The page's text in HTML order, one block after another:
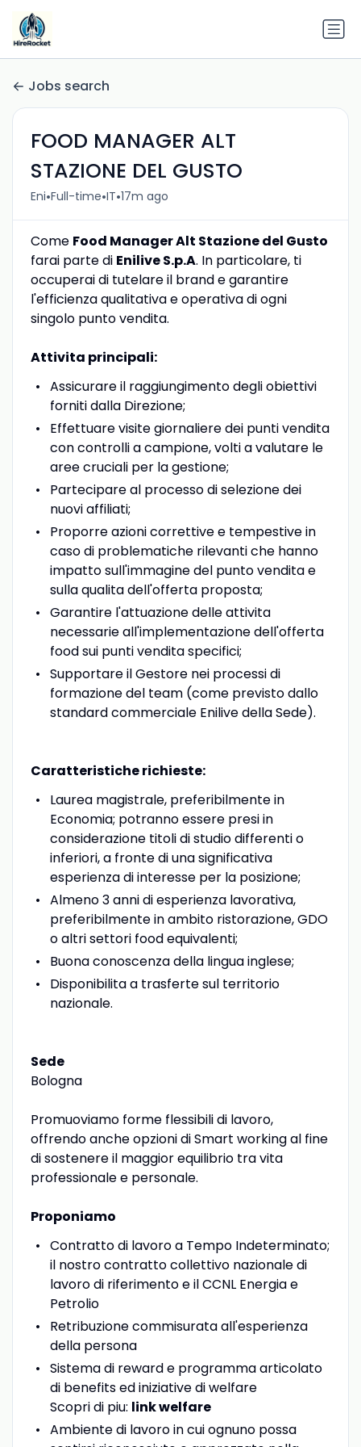
Jobs search
FOOD MANAGER ALT
STAZIONE DEL GUSTO
Eni•Full-time•IT•17m ago
Come Food Manager Alt Stazione del Gusto
farai parte di Enilive S.p.A. In particolare, ti
occuperai di tutelare il brand e garantire
l'efficienza qualitativa e operativa di ogni
singolo punto vendita.
Attivita principali:
Assicurare il raggiungimento degli obiettivi
forniti dalla Direzione;
Effettuare visite giornaliere dei punti vendita
con controlli a campione, volti a valutare le
aree cruciali per la gestione;
Partecipare al processo di selezione dei
nuovi affiliati;
Proporre azioni correttive e tempestive in
caso di problematiche rilevanti che hanno
impatto sull'immagine del punto vendita e
sulla qualita dell'offerta proposta;
Garantire l'attuazione delle attivita
necessarie all'implementazione dell'offerta
food sui punti vendita specifici;
Supportare il Gestore nei processi di
formazione del team (come previsto dallo
standard commerciale Enilive della Sede).
Caratteristiche richieste:
Laurea magistrale, preferibilmente in
Economia; potranno essere presi in
considerazione titoli di studio differenti o
inferiori, a fronte di una significativa
esperienza di interesse per la posizione;
Almeno 3 anni di esperienza lavorativa,
preferibilmente in ambito ristorazione, GDO
o altri settori food equivalenti;
Buona conoscenza della lingua inglese;
Disponibilita a trasferte sul territorio
nazionale.
Sede
Bologna
Promuoviamo forme flessibili di lavoro,
offrendo anche opzioni di Smart working al fine
di sostenere il maggior equilibrio tra vita
professionale e personale.
Proponiamo
Contratto di lavoro a Tempo Indeterminato;
il nostro contratto collettivo nazionale di
lavoro di riferimento e il CCNL Energia e
Petrolio
Retribuzione commisurata all'esperienza
della persona
Sistema di reward e programma articolato
di benefits ed iniziative di welfare
Scopri di piu: link welfare
Ambiente di lavoro in cui ognuno possa